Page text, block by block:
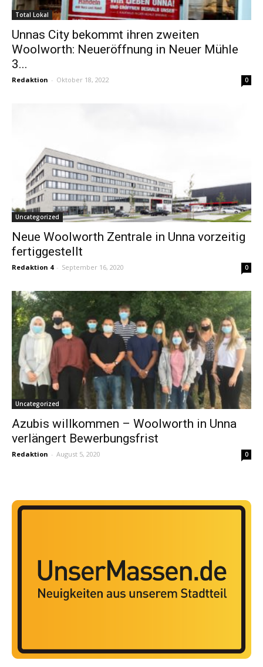
Total Lokal
Unnas City bekommt ihren zweiten
Woolworth: Neueröffnung in Neuer Mühle
3...
Redaktion - Oktober 18, 2022 0
Uncategorized
Neue Woolworth Zentrale in Unna vorzeitig
fertiggestellt
Redaktion 4 - September 16, 2020 0
Uncategorized
Azubis willkommen – Woolworth in Unna
verlängert Bewerbungsfrist
Redaktion - August 5, 2020 0